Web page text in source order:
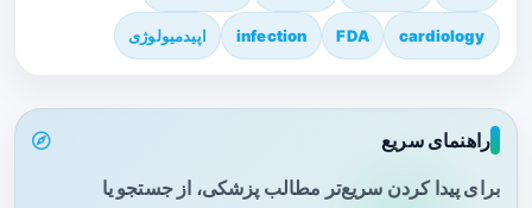
cardiology
FDA
infection اپیدمیولوژی
راهنمای سریع
برای پیدا کردن سریع‌تر مطالب پزشکی، از جستجو یا